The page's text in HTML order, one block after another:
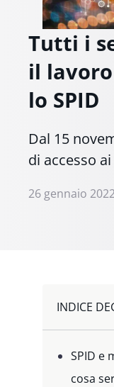
Tutti i
il
lo SPID
Dal 15
di accesso
26 gennaio
INDICE
SPID e
cosa